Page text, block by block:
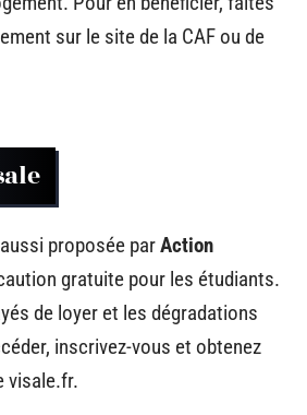
sur le site de la CAF ou de
proposée parAction
gratuite pour les étudiants.
de loyer et les dégradations
inscrivez-vous et obtenez
visale.fr.